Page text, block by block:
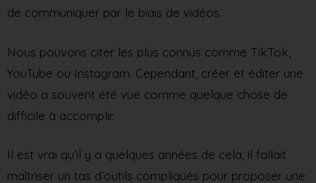
de communiquer par le biais de vidéos.
Nous pouvons citer les plus connus comme TikTok,
YouTube ou Instagram. Cependant, créer et éditer une
vidéo a souvent été vue comme quelque chose de
difficile à accomplir.
Il est vrai qu’il y a quelques années de cela, il fallait
maîtriser un tas d’outils compliqués pour proposer une